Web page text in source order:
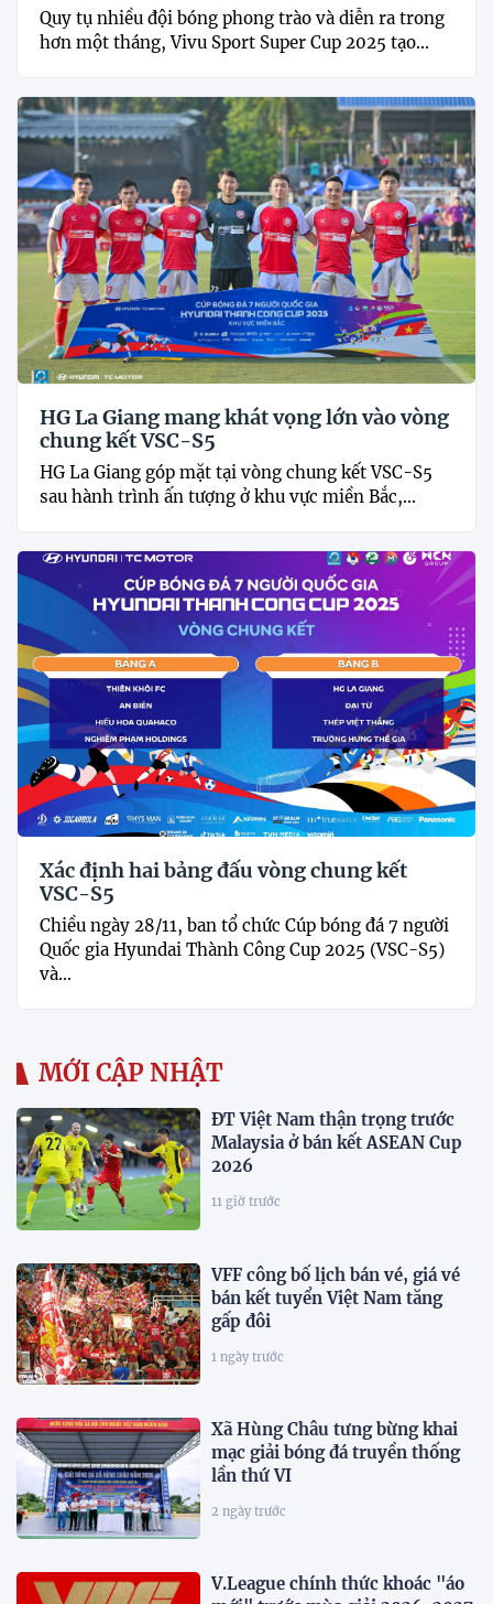
Quy tụ nhiều đội bóng phong trào và diễn ra trong
hơn một tháng, Vivu Sport Super Cup 2025 tạo...
HG La Giang mang khát vọng lớn vào vòng
chung kết VSC-S5
HG La Giang góp mặt tại vòng chung kết VSC-S5
sau hành trình ấn tượng ở khu vực miền Bắc,...
Xác định hai bảng đấu vòng chung kết
VSC-S5
Chiều ngày 28/11, ban tổ chức Cúp bóng đá 7 người
Quốc gia Hyundai Thành Công Cup 2025 (VSC-S5)
và...
MỚI CẬP NHẬT
ĐT Việt Nam thận trọng trước
Malaysia ở bán kết ASEAN Cup
2026
11 giờ trước
VFF công bố lịch bán vé, giá vé
bán kết tuyển Việt Nam tăng
gấp đôi
1 ngày trước
Xã Hùng Châu tưng bừng khai
mạc giải bóng đá truyền thống
lần thứ VI
2 ngày trước
V.League chính thức khoác "áo